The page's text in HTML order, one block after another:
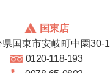
国東店
県国東市安岐町中園30-1
0120-118-193